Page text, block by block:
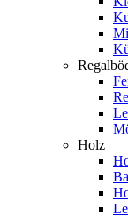
Holz